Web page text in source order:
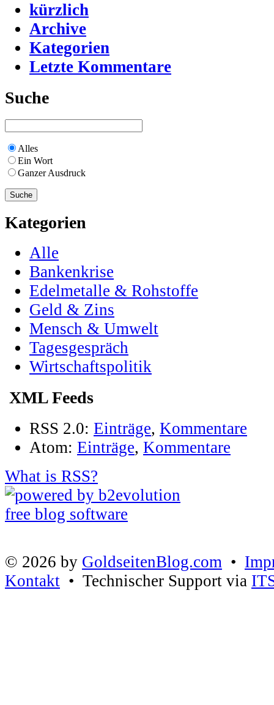
kürzlich
Archive
Kategorien
Letzte Kommentare
Suche
Alles
Ein Wort
Ganzer Ausdruck
Kategorien
Alle
Bankenkrise
Edelmetalle & Rohstoffe
Geld & Zins
Mensch & Umwelt
Tagesgespräch
Wirtschaftspolitik
XML Feeds
RSS 2.0: Einträge, Kommentare
Atom: Einträge, Kommentare
What is RSS?
© 2026 by GoldseitenBlog.com •
Kontakt • Technischer Support via